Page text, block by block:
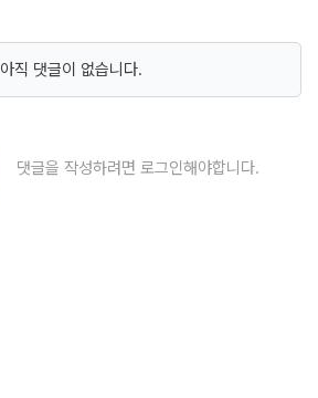
아직 댓글이 없습니다.
댓글을 작성하려면 로그인해야합니다.